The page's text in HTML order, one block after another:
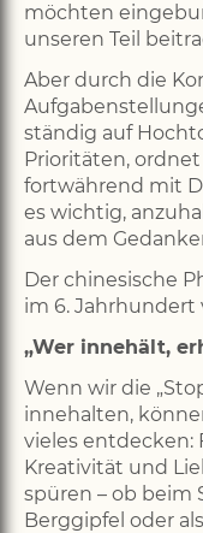
möchten
unseren Teil
Aber durch die
ständig auf
Prioritäten,
fortwährend mit
es wichtig,
aus dem
Der chinesische
im 6. Jahrhundert
„Wer innehält,
Wenn wir die
innehalten,
vieles entdecken:
Kreativität und
spüren – ob beim
Berggipfel oder